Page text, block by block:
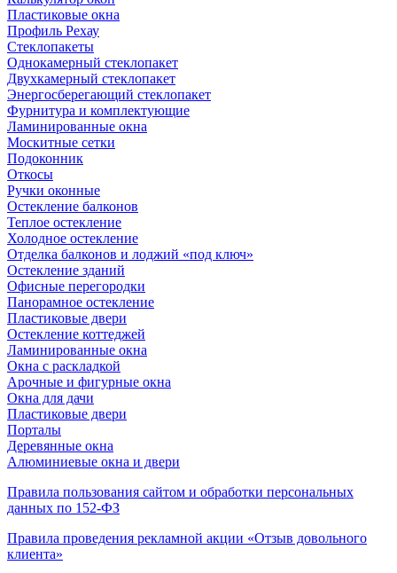
Пластиковые окна
Профиль Рехау
Стеклопакеты
Однокамерный стеклопакет
Двухкамерный стеклопакет
Энергосберегающий стеклопакет
Фурнитура и комплектующие
Ламинированные окна
Москитные сетки
Подоконник
Откосы
Ручки оконные
Остекление балконов
Теплое остекление
Холодное остекление
Отделка балконов и лоджий «под ключ»
Остекление зданий
Офисные перегородки
Панорамное остекление
Пластиковые двери
Остекление коттеджей
Ламинированные окна
Окна с раскладкой
Арочные и фигурные окна
Окна для дачи
Пластиковые двери
Порталы
Деревянные окна
Алюминиевые окна и двери
Правила пользования сайтом и обработки персональных
данных по 152-ФЗ
Правила проведения рекламной акции «Отзыв довольного
клиента»